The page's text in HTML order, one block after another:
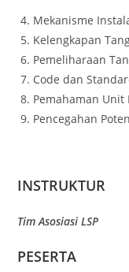
Mekanisme
Kelengkapan
Pemeliharaan
Code dan
Pemahaman Unit
Pencegahan
INSTRUKTUR
Tim Asosiasi LSP
PESERTA